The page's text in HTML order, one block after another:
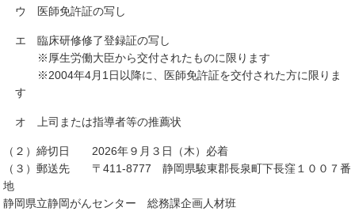
ウ 医師免許証の写し
エ 臨床研修修了登録証の写し
※厚生労働大臣から交付されたものに限ります
※2004年4月1日以降に、医師免許証を交付された方に限りま
す
オ 上司または指導者等の推薦状
（２）締切日 2026年９月３日（木）必着
（３）郵送先 〒411-8777 静岡県駿東郡長泉町下長窪１００７番
地
静岡県立静岡がんセンター 総務課企画人材班